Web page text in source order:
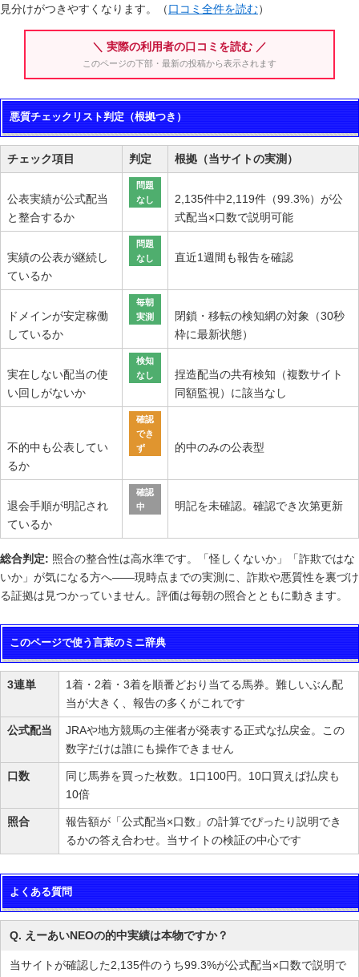
見分けがつきやすくなります。（口コミ全件を読む）
＼ 実際の利用者の口コミを読む ／
このページの下部・最新の投稿から表示されます
悪質チェックリスト判定（根拠つき）
チェック項目 判定 根拠（当サイトの実測）
公表実績が公式配当
と整合するか
問題
なし
2,135件中2,119件（99.3%）が公
式配当×口数で説明可能
実績の公表が継続し
ているか
問題
なし
直近1週間も報告を確認
ドメインが安定稼働
しているか
毎朝
実測
閉鎖・移転の検知網の対象（30秒
枠に最新状態）
実在しない配当の使
い回しがないか
検知
なし
捏造配当の共有検知（複数サイト
同額監視）に該当なし
不的中も公表してい
るか
確認
でき
ず
的中のみの公表型
退会手順が明記され
ているか
確認
中
明記を未確認。確認でき次第更新
総合判定: 照合の整合性は高水準です。「怪しくないか」「詐欺ではな
いか」が気になる方へ——現時点までの実測に、詐欺や悪質性を裏づけ
る証拠は見つかっていません。評価は毎朝の照合とともに動きます。
このページで使う言葉のミニ辞典
3連単
1着・2着・3着を順番どおり当てる馬券。難しいぶん配
当が大きく、報告の多くがこれです
公式配当
JRAや地方競馬の主催者が発表する正式な払戻金。この
数字だけは誰にも操作できません
口数
同じ馬券を買った枚数。1口100円。10口買えば払戻も
10倍
照合
報告額が「公式配当×口数」の計算でぴったり説明でき
るかの答え合わせ。当サイトの検証の中心です
よくある質問
Q. えーあいNEOの的中実績は本物ですか？
当サイトが確認した2,135件のうち99.3%が公式配当×口数で説明で